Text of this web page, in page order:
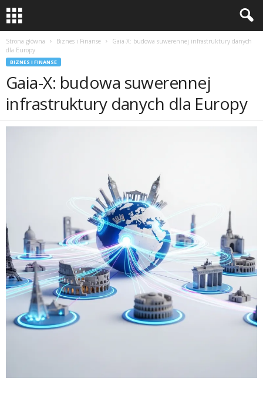
Strona główna Biznes i Finanse
Gaia-X: budowa suwerennej infrastruktury danych
dla Europy
BIZNES I FINANSE
Gaia-X: budowa suwerennej
infrastruktury danych dla Europy